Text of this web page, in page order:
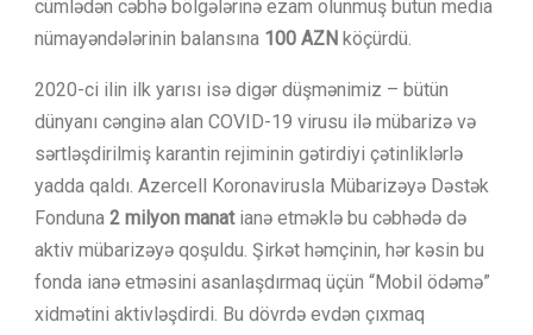
cümlədən cəbhə bölgələrinə ezam olunmuş bütün media
nümayəndələrinin balansına 100 AZN köçürdü.
2020-ci ilin ilk yarısı isə digər düşmənimiz – bütün
dünyanı cənginə alan COVID-19 virusu ilə mübarizə və
sərtləşdirilmiş karantin rejiminin gətirdiyi çətinliklərlə
yadda qaldı. Azercell Koronavirusla Mübarizəyə Dəstək
Fonduna 2 milyon manatianə etməklə bu cəbhədə də
aktiv mübarizəyə qoşuldu. Şirkət həmçinin, hər kəsin bu
fonda ianə etməsini asanlaşdırmaq üçün “Mobil ödəmə”
xidmətini aktivləşdirdi. Bu dövrdə evdən çıxmaq